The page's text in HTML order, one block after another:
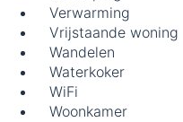
Verwarming
Vrijstaande woning
Wandelen
Waterkoker
WiFi
Woonkamer